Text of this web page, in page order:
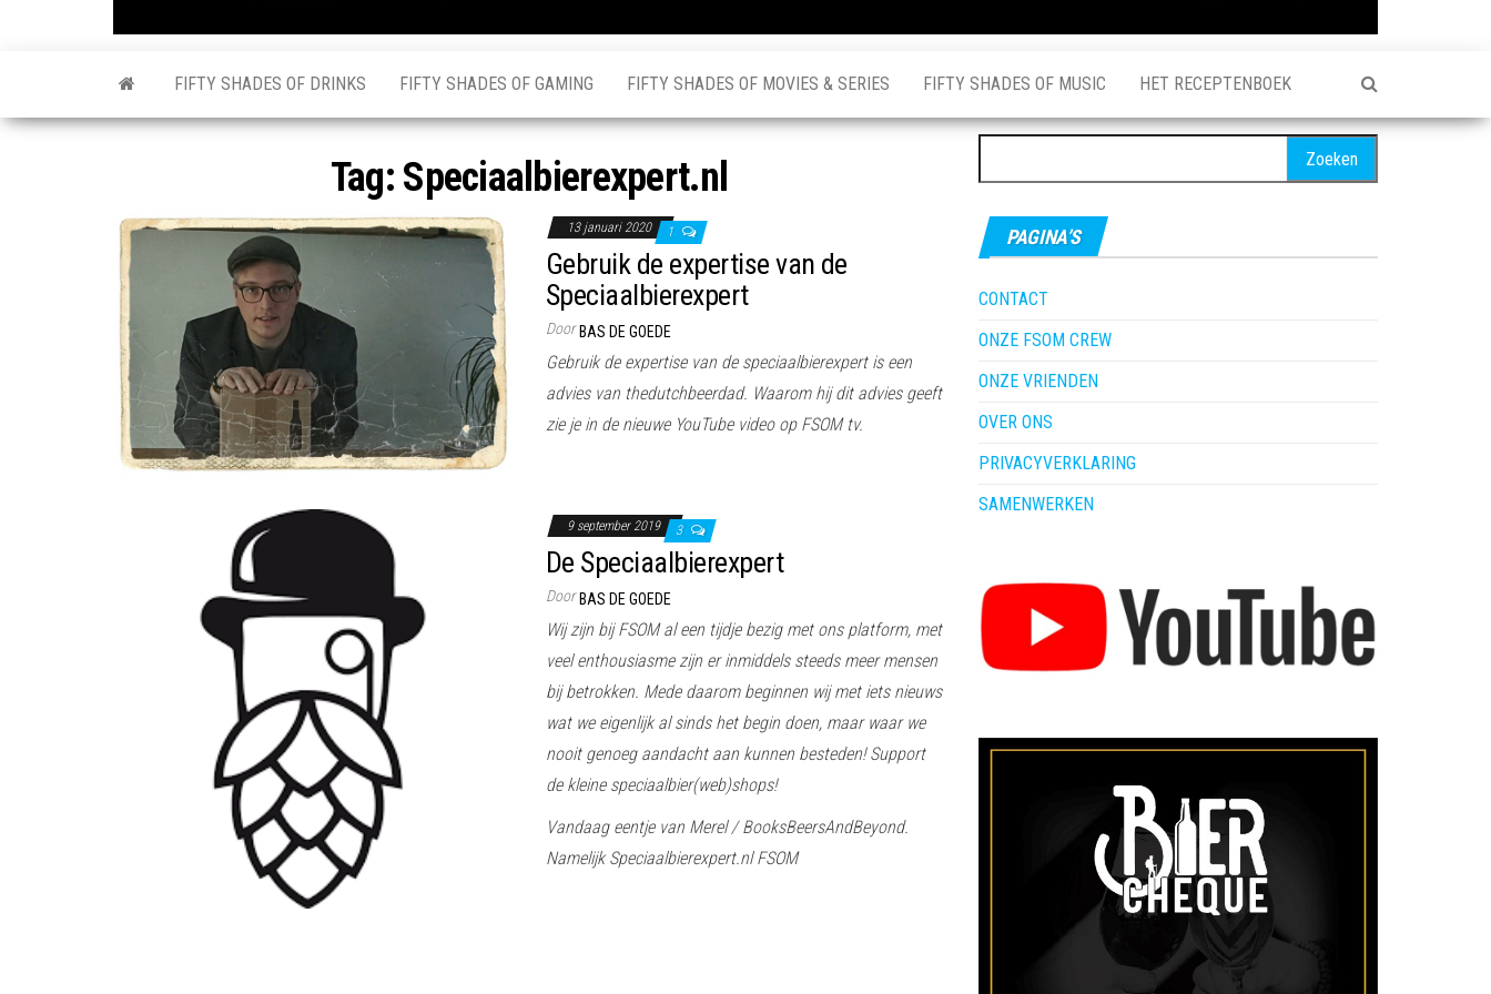
FIFTY SHADES OF DRINKS FIFTY SHADES OF GAMING FIFTY SHADES OF MOVIES & SERIES FIFTY SHADES OF MUSIC HET RECEPTENBOEK
Tag: Speciaalbierexpert.nl
13 januari 2020 1
Gebruik de expertise van de
Speciaalbierexpert
Door BAS DE GOEDE
Gebruik de expertise van de speciaalbierexpert is een
advies van thedutchbeerdad. Waarom hij dit advies geeft
zie je in de nieuwe YouTube video op FSOM tv.
9 september 2019 3
De Speciaalbierexpert
Door BAS DE GOEDE
Wij zijn bij FSOM al een tijdje bezig met ons platform, met
veel enthousiasme zijn er inmiddels steeds meer mensen
bij betrokken. Mede daarom beginnen wij met iets nieuws
wat we eigenlijk al sinds het begin doen, maar waar we
nooit genoeg aandacht aan kunnen besteden! Support
de kleine speciaalbier(web)shops!
Vandaag eentje van Merel / BooksBeersAndBeyond.
Namelijk Speciaalbierexpert.nl FSOM
naar:
PAGINA’S
CONTACT
ONZE FSOM CREW
ONZE VRIENDEN
OVER ONS
PRIVACYVERKLARING
SAMENWERKEN